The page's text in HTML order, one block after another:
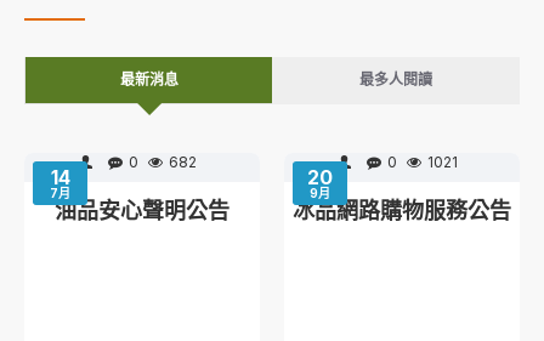
最新消息 最多人閱讀
14
7月
0 682
油品安心聲明公告
20
9月
0 1021
冰品網路購物服務公告